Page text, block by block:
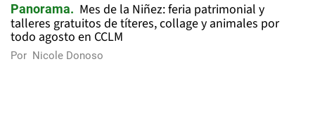
Panorama
Mes de la Niñez: feria patrimonial y
talleres gratuitos de títeres, collage y animales por
todo agosto en CCLM
Por Nicole Donoso